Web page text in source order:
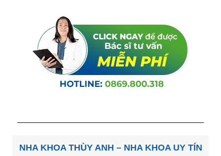
NHA KHOA THÙY ANH – NHA KHOA UY TÍN